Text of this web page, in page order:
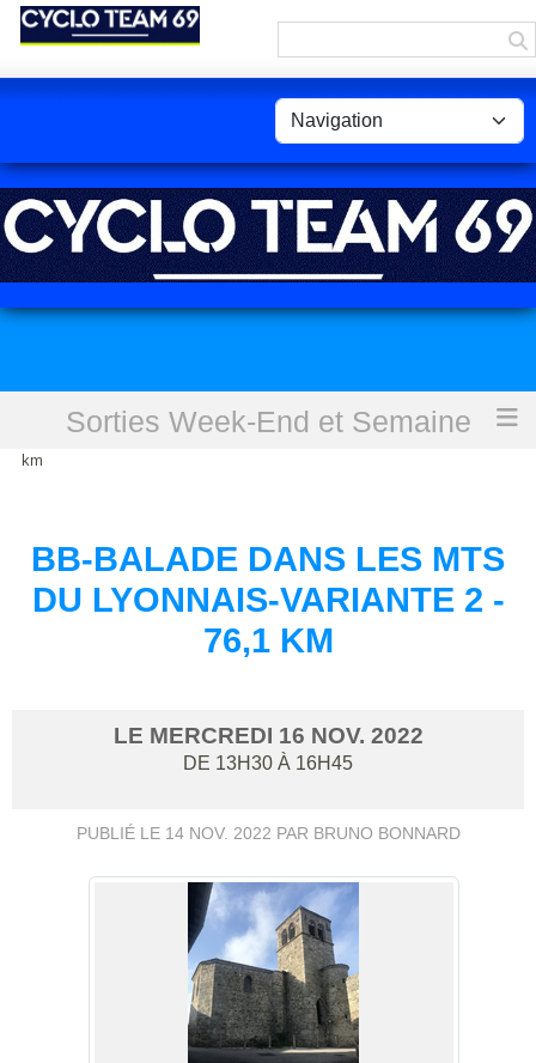
Sorties Week-End et Semaine
BB-Balade dans les Mts du Lyonnais-Variante 2 - 76,1
km
BB-BALADE DANS LES MTS
DU LYONNAIS-VARIANTE 2 -
76,1 KM
LE MERCREDI 16 NOV. 2022
DE 13H30 À 16H45
PUBLIÉ LE 14 NOV. 2022 PAR BRUNO BONNARD
Panneau de gestion des cookies